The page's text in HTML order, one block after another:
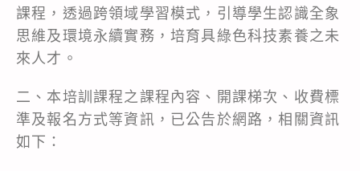
課程，透過跨領域學習模式，引導學生認識全象
思維及環境永續實務，培育具綠色科技素養之未
來人才。
二、本培訓課程之課程內容、開課梯次、收費標
準及報名方式等資訊，已公告於網路，相關資訊
如下：